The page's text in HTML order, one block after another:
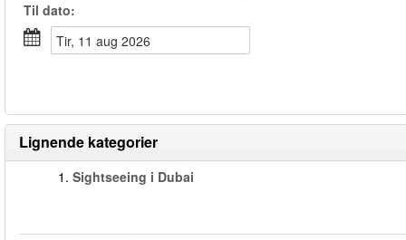
Til dato:
tir, 11 aug 2026
Lignende kategorier
1. Sightseeing i Dubai